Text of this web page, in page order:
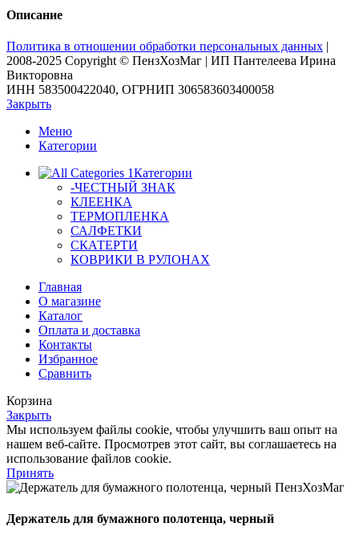
Описание
Политика в отношении обработки персональных данных |
2008-2025 Copyright © ПензХозМаг | ИП Пантелеева Ирина
Викторовна
ИНН 583500422040, ОГРНИП 306583603400058
Закрыть
Меню
Категории
Категории
-ЧЕСТНЫЙ ЗНАК
КЛЕЕНКА
ТЕРМОПЛЕНКА
САЛФЕТКИ
СКАТЕРТИ
КОВРИКИ В РУЛОНАХ
Главная
О магазине
Каталог
Оплата и доставка
Контакты
Избранное
Сравнить
Корзина
Закрыть
Мы используем файлы cookie, чтобы улучшить ваш опыт на
нашем веб-сайте. Просмотрев этот сайт, вы соглашаетесь на
использование файлов cookie.
Принять
Держатель для бумажного полотенца, черный